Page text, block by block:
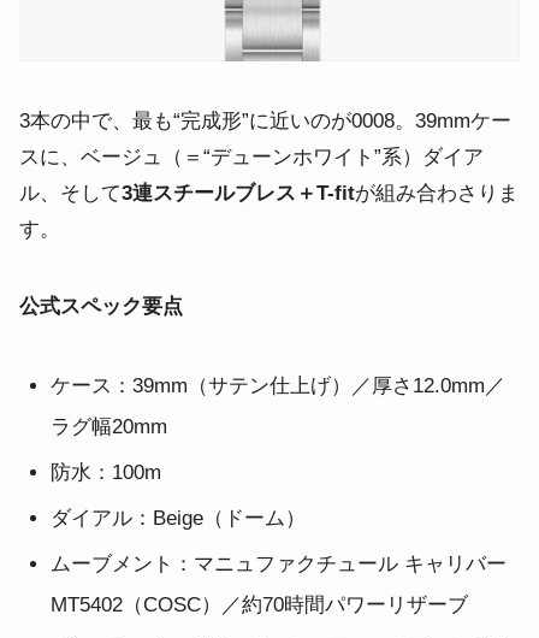
3本の中で、最も“完成形”に近いのが0008。39mmケー
スに、ベージュ（＝“デューンホワイト”系）ダイア
ル、そして3連スチールブレス＋T-fitが組み合わさりま
す。
公式スペック要点
ケース：39mm（サテン仕上げ）／厚さ12.0mm／
ラグ幅20mm
防水：100m
ダイアル：Beige（ドーム）
ムーブメント：マニュファクチュール キャリバー
MT5402（COSC）／約70時間パワーリザーブ